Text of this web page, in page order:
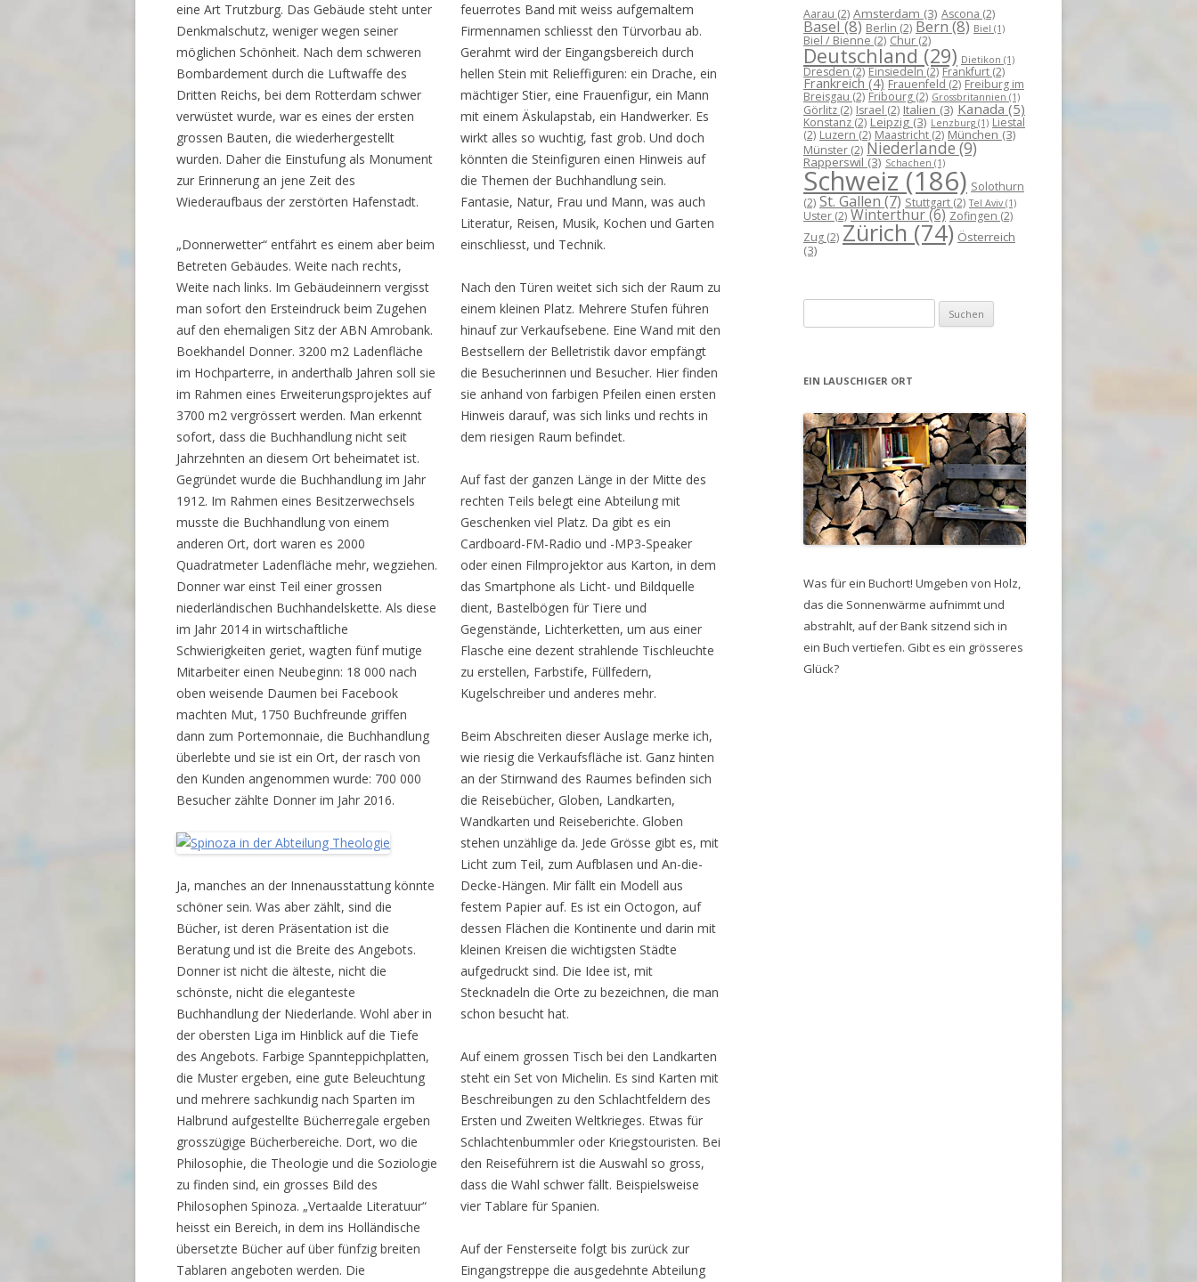
eine Art Trutzburg. Das Gebäude steht unter
Denkmalschutz, weniger wegen seiner
möglichen Schönheit. Nach dem schweren
Bombardement durch die Luftwaffe des
Dritten Reichs, bei dem Rotterdam schwer
verwüstet wurde, war es eines der ersten
grossen Bauten, die wiederhergestellt
wurden. Daher die Einstufung als Monument
zur Erinnerung an jene Zeit des
Wiederaufbaus der zerstörten Hafenstadt.
„Donnerwetter“ entfährt es einem aber beim
Betreten Gebäudes. Weite nach rechts,
Weite nach links. Im Gebäudeinnern vergisst
man sofort den Ersteindruck beim Zugehen
auf den ehemaligen Sitz der ABN Amrobank.
Boekhandel Donner. 3200 m2 Ladenfläche
im Hochparterre, in anderthalb Jahren soll sie
im Rahmen eines Erweiterungsprojektes auf
3700 m2 vergrössert werden. Man erkennt
sofort, dass die Buchhandlung nicht seit
Jahrzehnten an diesem Ort beheimatet ist.
Gegründet wurde die Buchhandlung im Jahr
1912. Im Rahmen eines Besitzerwechsels
musste die Buchhandlung von einem
anderen Ort, dort waren es 2000
Quadratmeter Ladenfläche mehr, wegziehen.
Donner war einst Teil einer grossen
niederländischen Buchhandelskette. Als diese
im Jahr 2014 in wirtschaftliche
Schwierigkeiten geriet, wagten fünf mutige
Mitarbeiter einen Neubeginn: 18 000 nach
oben weisende Daumen bei Facebook
machten Mut, 1750 Buchfreunde griffen
dann zum Portemonnaie, die Buchhandlung
überlebte und sie ist ein Ort, der rasch von
den Kunden angenommen wurde: 700 000
Besucher zählte Donner im Jahr 2016.
Ja, manches an der Innenausstattung könnte
schöner sein. Was aber zählt, sind die
Bücher, ist deren Präsentation ist die
Beratung und ist die Breite des Angebots.
Donner ist nicht die älteste, nicht die
schönste, nicht die eleganteste
Buchhandlung der Niederlande. Wohl aber in
der obersten Liga im Hinblick auf die Tiefe
des Angebots. Farbige Spannteppichplatten,
die Muster ergeben, eine gute Beleuchtung
und mehrere sachkundig nach Sparten im
Halbrund aufgestellte Bücherregale ergeben
grosszügige Bücherbereiche. Dort, wo die
Philosophie, die Theologie und die Soziologie
zu finden sind, ein grosses Bild des
Philosophen Spinoza. „Vertaalde Literatuur“
heisst ein Bereich, in dem ins Holländische
übersetzte Bücher auf über fünfzig breiten
Tablaren angeboten werden. Die
feuerrotes Band mit weiss aufgemaltem
Firmennamen schliesst den Türvorbau ab.
Gerahmt wird der Eingangsbereich durch
hellen Stein mit Relieffiguren: ein Drache, ein
mächtiger Stier, eine Frauenfigur, ein Mann
mit einem Äskulapstab, ein Handwerker. Es
wirkt alles so wuchtig, fast grob. Und doch
könnten die Steinfiguren einen Hinweis auf
die Themen der Buchhandlung sein.
Fantasie, Natur, Frau und Mann, was auch
Literatur, Reisen, Musik, Kochen und Garten
einschliesst, und Technik.
Nach den Türen weitet sich sich der Raum zu
einem kleinen Platz. Mehrere Stufen führen
hinauf zur Verkaufsebene. Eine Wand mit den
Bestsellern der Belletristik davor empfängt
die Besucherinnen und Besucher. Hier finden
sie anhand von farbigen Pfeilen einen ersten
Hinweis darauf, was sich links und rechts in
dem riesigen Raum befindet.
Auf fast der ganzen Länge in der Mitte des
rechten Teils belegt eine Abteilung mit
Geschenken viel Platz. Da gibt es ein
Cardboard-FM-Radio und -MP3-Speaker
oder einen Filmprojektor aus Karton, in dem
das Smartphone als Licht- und Bildquelle
dient, Bastelbögen für Tiere und
Gegenstände, Lichterketten, um aus einer
Flasche eine dezent strahlende Tischleuchte
zu erstellen, Farbstife, Füllfedern,
Kugelschreiber und anderes mehr.
Beim Abschreiten dieser Auslage merke ich,
wie riesig die Verkaufsfläche ist. Ganz hinten
an der Stirnwand des Raumes befinden sich
die Reisebücher, Globen, Landkarten,
Wandkarten und Reiseberichte. Globen
stehen unzählige da. Jede Grösse gibt es, mit
Licht zum Teil, zum Aufblasen und An-die-
Decke-Hängen. Mir fällt ein Modell aus
festem Papier auf. Es ist ein Octogon, auf
dessen Flächen die Kontinente und darin mit
kleinen Kreisen die wichtigsten Städte
aufgedruckt sind. Die Idee ist, mit
Stecknadeln die Orte zu bezeichnen, die man
schon besucht hat.
Auf einem grossen Tisch bei den Landkarten
steht ein Set von Michelin. Es sind Karten mit
Beschreibungen zu den Schlachtfeldern des
Ersten und Zweiten Weltkrieges. Etwas für
Schlachtenbummler oder Kriegstouristen. Bei
den Reiseführern ist die Auswahl so gross,
dass die Wahl schwer fällt. Beispielsweise
vier Tablare für Spanien.
Auf der Fensterseite folgt bis zurück zur
Eingangstreppe die ausgedehnte Abteilung
Aarau (2) Amsterdam (3) Ascona (2)
Basel(8) Berlin (2) Bern(8) Biel (1)
Biel / Bienne (2) Chur (2)
Deutschland (29) Dietikon (1)
Dresden(2) Einsiedeln(2) Frankfurt (2)
Frankreich (4) Frauenfeld (2) Freiburg im
Breisgau (2) Fribourg (2) Grossbritannien (1)
Görlitz (2) Israel (2) Italien (3) Kanada (5)
Konstanz (2) Leipzig (3) Lenzburg (1) Liestal
(2) Luzern (2) Maastricht (2) München (3)
Münster (2) Niederlande (9)
Rapperswil (3) Schachen (1)
Schweiz (186) Solothurn
(2) St. Gallen (7) Stuttgart (2) Tel Aviv (1)
Uster (2) Winterthur(6) Zofingen (2)
Zug (2) Zürich (74) Österreich
(3)
nach:
EIN LAUSCHIGER ORT
Was für ein Buchort! Umgeben von Holz,
das die Sonnenwärme aufnimmt und
abstrahlt, auf der Bank sitzend sich in
ein Buch vertiefen. Gibt es ein grösseres
Glück?